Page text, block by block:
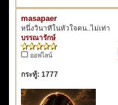
masapaer
หนึ่งวินาทีในหัวใจคน..ไม่เท่า
บรรณารักษ์
ออฟไลน์
กระทู้: 1777